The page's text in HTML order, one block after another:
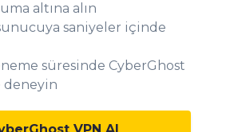
altına alın
saniyeler içinde
süresinde CyberGhost
deneyin